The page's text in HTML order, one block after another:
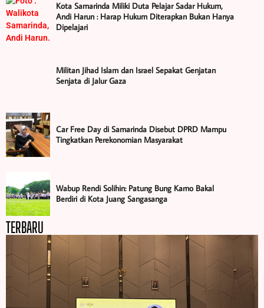
Kota Samarinda Miliki Duta Pelajar Sadar Hukum,
Andi Harun : Harap Hukum Diterapkan Bukan Hanya
Dipelajari
Militan Jihad Islam dan Israel Sepakat Genjatan
Senjata di Jalur Gaza
Car Free Day di Samarinda Disebut DPRD Mampu
Tingkatkan Perekonomian Masyarakat
Wabup Rendi Solihin: Patung Bung Karno Bakal
Berdiri di Kota Juang Sangasanga
TERBARU